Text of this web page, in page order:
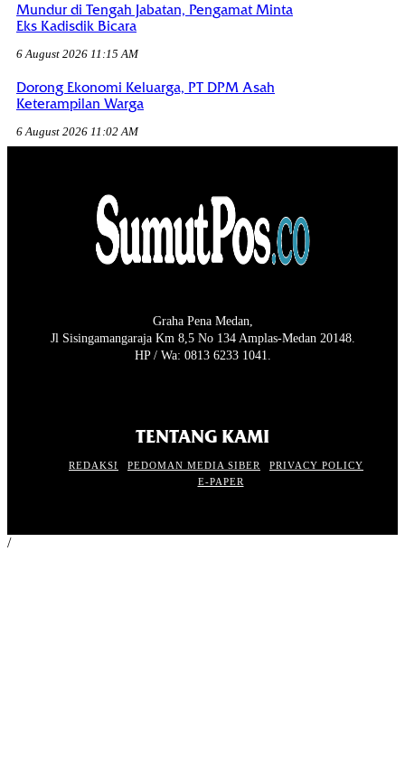
Mundur di Tengah Jabatan, Pengamat Minta
Eks Kadisdik Bicara
6 August 2026 11:15 AM
Dorong Ekonomi Keluarga, PT DPM Asah
Keterampilan Warga
6 August 2026 11:02 AM
Graha Pena Medan,
Jl Sisingamangaraja Km 8,5 No 134 Amplas-Medan 20148.
HP / Wa: 0813 6233 1041.
TENTANG KAMI
REDAKSI PEDOMAN MEDIA SIBER
PRIVACY POLICY
E-PAPER
/